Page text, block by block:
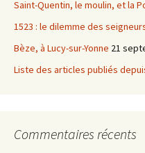
Saint-Quentin, le moulin, et la
1523 : le dilemme des
Bèze, à Lucy-sur-Yonne 21
Liste des articles publiés
Commentaires récents